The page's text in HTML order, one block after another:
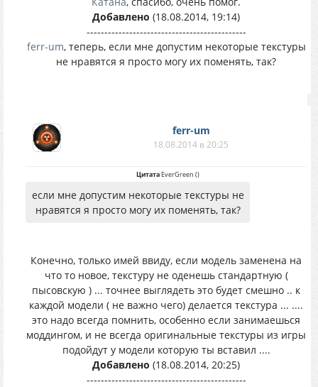
Добавлено (18.08.2014, 19:14)
---------------------------------------------
ferr-um, теперь, если мне допустим некоторые текстуры
не нравятся я просто могу их поменять, так?
ferr-um
18.08.2014 в 20:25
ЦитатаEverGreen ()
если мне допустим некоторые текстуры не
нравятся я просто могу их поменять, так?
Конечно, только имей ввиду, если модель заменена на
что то новое, текстуру не оденешь стандартную (
пысовскую ) ... точнее выглядеть это будет смешно .. к
каждой модели ( не важно чего) делается текстура ... ....
это надо всегда помнить, особенно если занимаешься
моддингом, и не всегда оригинальные текстуры из игры
подойдут у модели которую ты вставил ....
Добавлено (18.08.2014, 20:25)
---------------------------------------------